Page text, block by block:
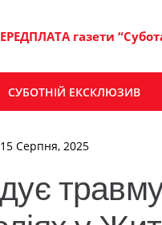
газети
СУБОТНІЙ ЕКСКЛЮЗИВ
Серпня, 2025